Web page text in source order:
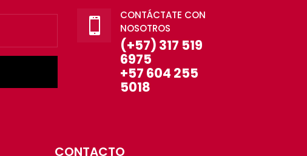

CONTÁCTATE CON
NOSOTROS
(+57) 317 519
6975
+57 604 255
5018
CONTACTO